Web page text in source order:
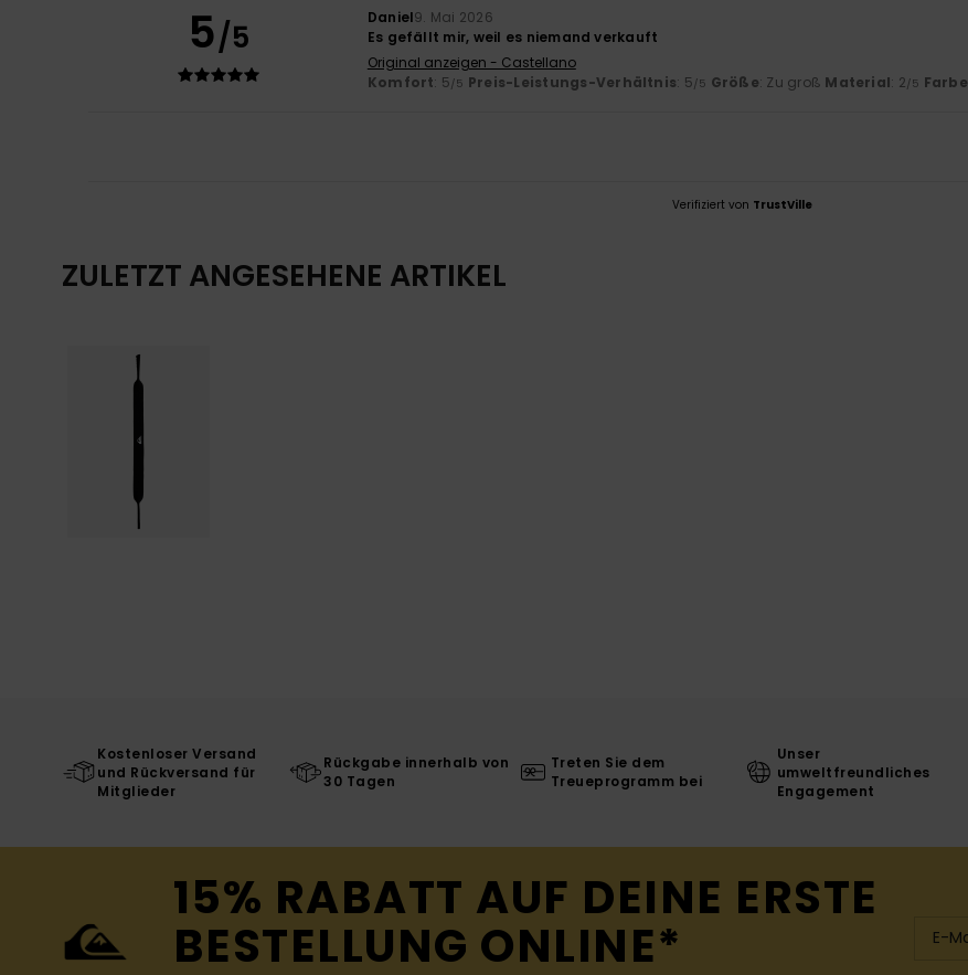
5/5 Daniel9. Mai 2026
Es gefällt mir, weil es niemand verkauft
Original anzeigen - Castellano
Komfort: 5/5 Preis-Leistungs-Verhältnis: 5/5 Größe: Zu groß Material: 2/5 Farbe
Verifiziert von TrustVille
ZULETZT ANGESEHENE ARTIKEL
Kostenloser Versand
und Rückversand für
Mitglieder
Rückgabe innerhalb von
30 Tagen
Treten Sie dem
Treueprogramm bei
Unser
umweltfreundliches
Engagement
15% RABATT AUF DEINE ERSTE
BESTELLUNG ONLINE*